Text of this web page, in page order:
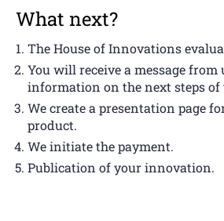
What next?
The House of Innovations
You will receive a message from
information on the next steps of
We create a presentation page
product.
We initiate the payment.
Publication of your innovation.